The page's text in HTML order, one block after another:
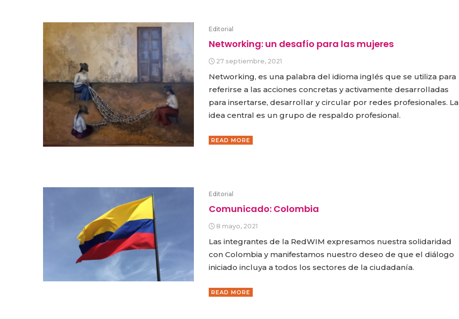
Editorial
Networking: un desafío para las mujeres
27 septiembre, 2021
Networking, es una palabra del idioma inglés que se utiliza para
referirse a las acciones concretas y activamente desarrolladas
para insertarse, desarrollar y circular por redes profesionales. La
idea central es un grupo de respaldo profesional.
READ MORE
Editorial
Comunicado: Colombia
8 mayo, 2021
Las integrantes de la RedWIM expresamos nuestra solidaridad
con Colombia y manifestamos nuestro deseo de que el diálogo
iniciado incluya a todos los sectores de la ciudadanía.
READ MORE
CARLA PILLA